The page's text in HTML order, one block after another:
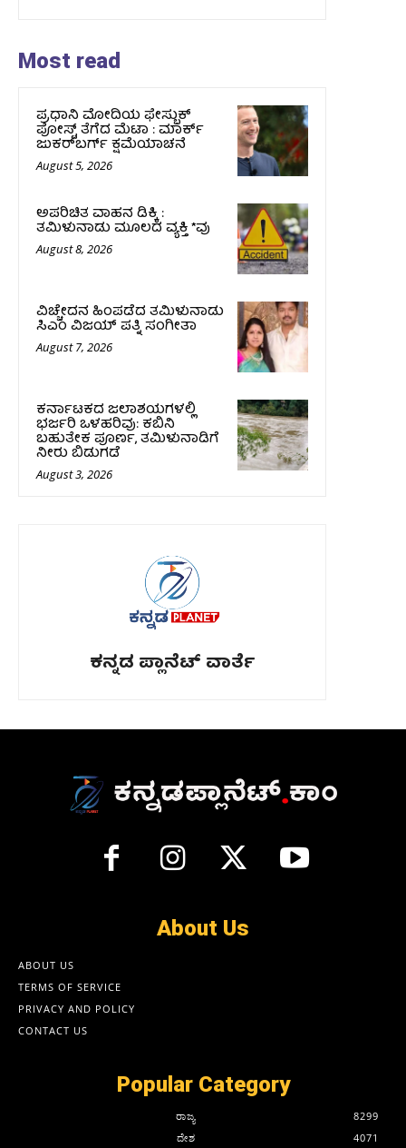
Most read
ಪ್ರಧಾನಿ ಮೋದಿಯ ಫೇಸ್ಬುಕ್‌
ಪೋಸ್ಟ್‌ ತೆಗೆದ ಮೆಟಾ : ಮಾರ್ಕ್
ಜುಕರ್‌ಬರ್ಗ್ ಕ್ಷಮೆಯಾಚನೆ
August 5, 2026
ಅಪರಿಚಿತ ವಾಹನ ಡಿಕ್ಕಿ :
ತಮಿಳುನಾಡು ಮೂಲದ ವ್ಯಕ್ತಿ *ವು
August 8, 2026
ವಿಚ್ಚೇದನ ಹಿಂಪಡೆದ ತಮಿಳುನಾಡು
ಸಿಎಂ ವಿಜಯ್‌ ಪತ್ನಿ ಸಂಗೀತಾ
August 7, 2026
ಕರ್ನಾಟಕದ ಜಲಾಶಯಗಳಲ್ಲಿ
ಭರ್ಜರಿ ಒಳಹರಿವು: ಕಬಿನಿ
ಬಹುತೇಕ ಪೂರ್ಣ, ತಮಿಳುನಾಡಿಗೆ
ನೀರು ಬಿಡುಗಡೆ
August 3, 2026
ಕನ್ನಡ ಪ್ಲಾನೆಟ್ ವಾರ್ತೆ
About Us
ABOUT US
TERMS OF SERVICE
PRIVACY AND POLICY
CONTACT US
Popular Category
ರಾಜ್ಯ
8299
ದೇಶ
4071